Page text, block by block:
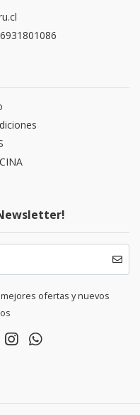
ofertas y nuevos